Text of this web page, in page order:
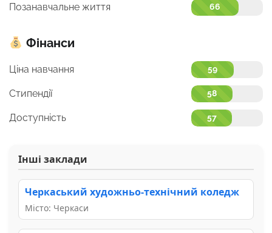
Позанавчальне життя 66
Фінанси
Ціна навчання 59
Стипендії 58
Доступність 57
Інші заклади
Черкаський художньо-технічний коледж
Місто: Черкаси